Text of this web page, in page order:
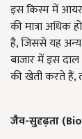
इस किस्म में
की मात्रा अधिक
है, जिससे यह अन्य
बाजार में इस
की खेती करते हैं,
जैव-सुदृढ़ता